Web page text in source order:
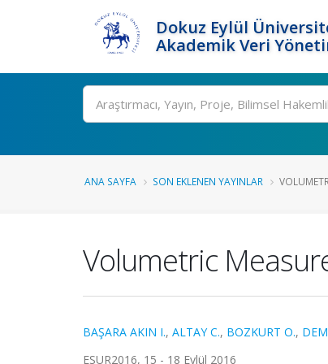
Dokuz Eylül
Akademik Veri
Ara
ANA SAYFA SON EKLENEN YAYINLAR
Volumetric
BAŞARA AKIN I., ALTAY C., BOZKURT O.,
ESUR2016, 15 - 18 Eylül 2016